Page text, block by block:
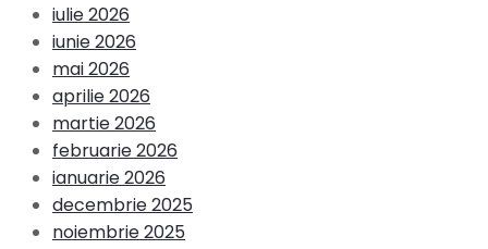
iulie 2026
iunie 2026
mai 2026
aprilie 2026
martie 2026
februarie 2026
ianuarie 2026
decembrie 2025
noiembrie 2025